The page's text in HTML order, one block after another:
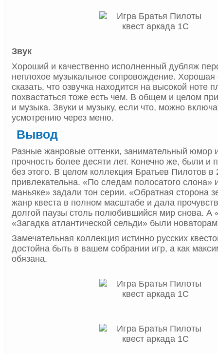
Звук
Хороший и качественно исполненный дубляж
неплохое музыкальное сопровождение.
сказать, что озвучка находится на высокой ноте
похвастаться тоже есть чем. В общем и целом
и музыка. Звуки и музыку, если что, можно
усмотрению через меню.
Вывод
Разные жанровые оттенки, занимательный юмор
прочность более десяти лет. Конечно же, были и
без этого. В целом коллекция Братьев Пилотов в
привлекательна. «По следам полосатого слона»
маньяке» задали тон серии. «Обратная сторона
жанр квеста в полном масштабе и дала
долгой паузы столь полюбившийся мир снова. А
«Загадка атлантической сельди» были
Замечательная коллекция истинно русских
достойна быть в вашем собрании игр, а как
обязана.